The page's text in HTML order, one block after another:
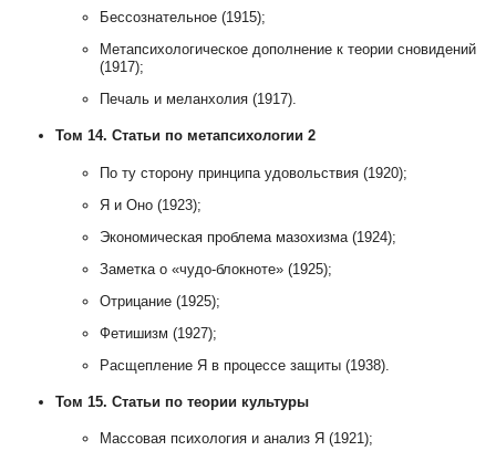
Бессознательное (1915);
Метапсихологическое дополнение к теории сновидений
(1917);
Печаль и меланхолия (1917).
Том 14. Статьи по метапсихологии 2
По ту сторону принципа удовольствия (1920);
Я и Оно (1923);
Экономическая проблема мазохизма (1924);
Заметка о «чудо-блокноте» (1925);
Отрицание (1925);
Фетишизм (1927);
Расщепление Я в процессе защиты (1938).
Том 15. Статьи по теории культуры
Массовая психология и анализ Я (1921);